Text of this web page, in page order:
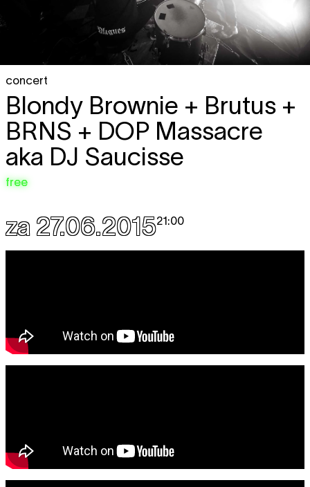
concert
Blondy Brownie + Brutus +
BRNS + DOP Massacre
aka DJ Saucisse
free
za 27.06.201521:00